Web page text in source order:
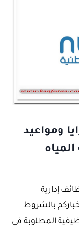
ومواعيد
إدارية
بالشروط
المطلوبة في